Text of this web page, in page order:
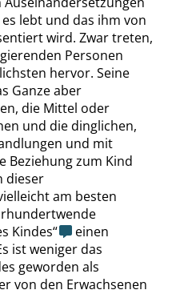
lebt und das ihm von
wird. Zwar treten,
Personen
hervor. Seine
Ganze aber
die Mittel oder
und die dinglichen,
und mit
Beziehung zum Kind
dieser
am besten
Kindes“
einen
ist weniger das
geworden als
von den Erwachsenen